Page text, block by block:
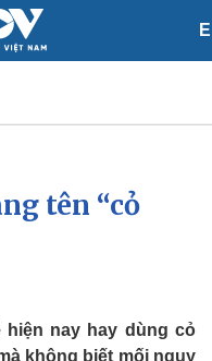
Xã hội
Việc làm
Biển đảo
tên “cỏ
hiện nay hay dùng cỏ
không biết mối nguy